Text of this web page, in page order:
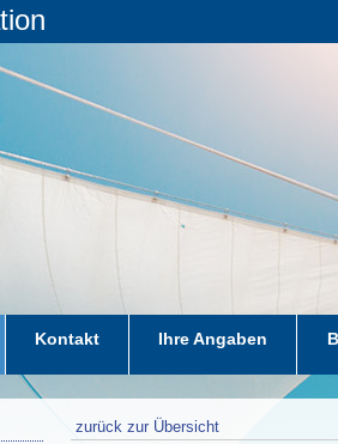
Kontakt Ihre Angaben
zurück zur Übersicht